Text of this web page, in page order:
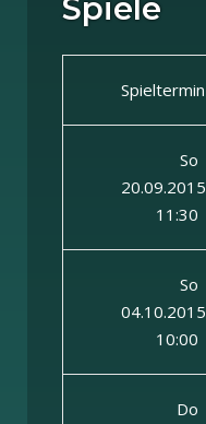
Spiele
Spieltermin
So
20.09.2015
11:30
So
04.10.2015
10:00
Do